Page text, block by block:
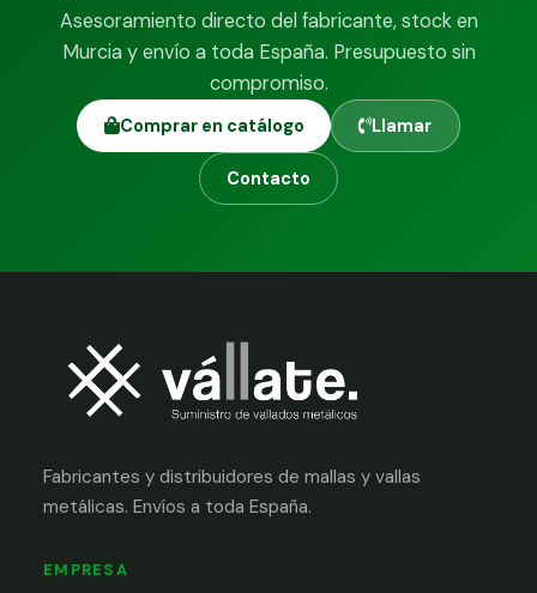
Asesoramiento directo del fabricante, stock en
Murcia y envío a toda España. Presupuesto sin
compromiso.
Comprar en catálogo Llamar
Contacto
Fabricantes y distribuidores de mallas y vallas
metálicas. Envíos a toda España.
EMPRESA